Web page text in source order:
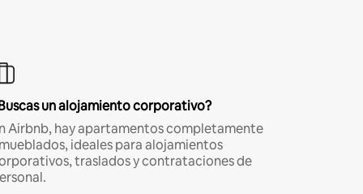
un alojamiento corporativo?
Airbnb, hay apartamentos completamente
ideales para alojamientos
traslados y contrataciones de